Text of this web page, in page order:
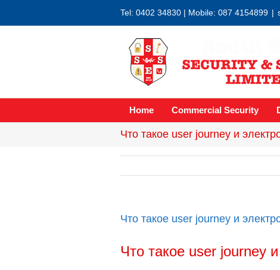
Tel: 0402 34830 | Mobile: 087 4154899 |
Home Commercial Security
Что такое user journey и
Что такое user journey и
Что такое user journey